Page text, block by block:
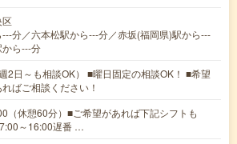
区
分／六本松駅から---分／赤坂(福岡県)駅から---
ら---分
2日～も相談OK） ■曜日固定の相談OK！ ■希望
ばご相談ください！
（休憩60分）■ご希望があれば下記シフトも
～16:00遅番 …